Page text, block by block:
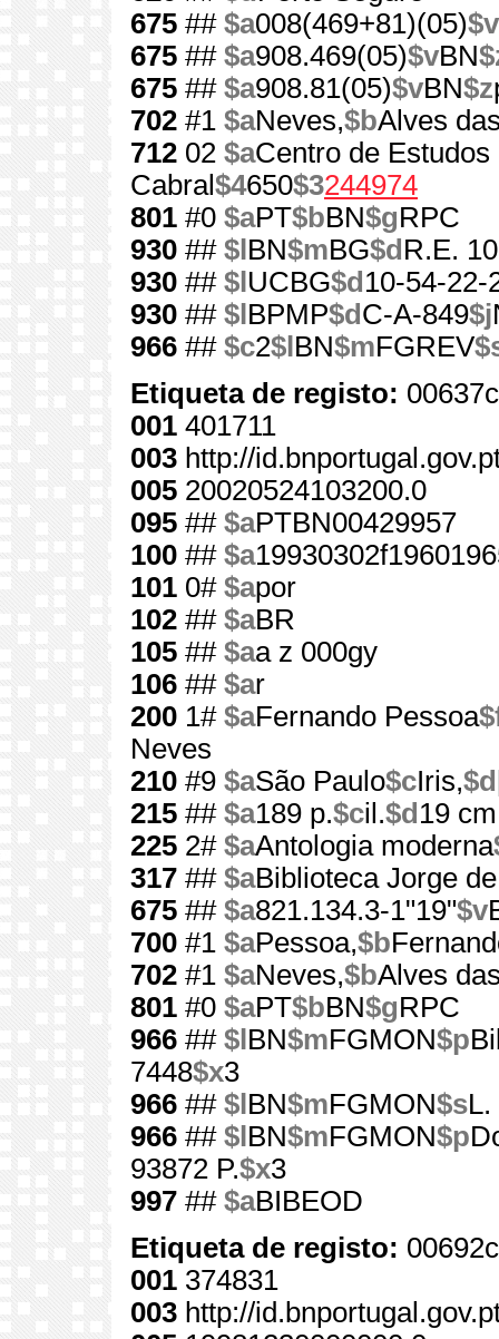
675 ## $a008(469+81)(05)$v
675 ## $a908.469(05)$vBN
675 ## $a908.81(05)$vBN$z
702 #1 $aNeves,$bAlves
712 02 $aCentro de
Cabral$4650$3244974
801 #0 $aPT$bBN$gRPC
930 ## $l BN$mBG$d R.E.
930 ## $l UCBG$d 10-54-22-
930 ## $l BPMP$d C-A-849$j
966 ## $c2$l BN$mFGREV
Etiqueta de registo:
001 401711
003 http://
005 20020524103200.0
095 ## $aPTBN00429957
100 ## $a
101 0# $apor
102 ## $aBR
105 ## $aa z 000gy
106 ## $ar
200 1# $aFernando Pessoa
Neves
210 #9 $aSão Paulo$cIris,$d
215 ## $a189 p.$cil.$d 19 cm
225 2# $aAntologia moderna
317 ## $aBiblioteca Jorge
675 ## $a821.134.3-1"19"$v
700 #1 $aPessoa,$b
702 #1 $aNeves,$bAlves
801 #0 $aPT$bBN$gRPC
966 ## $l BN$mFGMON$p
7448$x3
966 ## $l BN$mFGMON$sL.
966 ## $l BN$mFGMON$p
93872 P.$x3
997 ## $aBIBEOD
Etiqueta de registo:
001 374831
003 http://